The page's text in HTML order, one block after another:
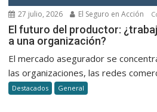
27 julio, 2026 El Seguro en Acción
El futuro del productor:
a una organización?
El mercado asegurador se
las organizaciones, las redes
Destacados General